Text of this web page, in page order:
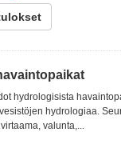
hydrologisista
hydrologiaa.
valunta,...